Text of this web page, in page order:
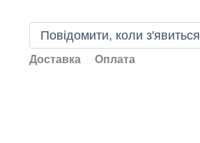
Повідомити, коли з'явиться
Доставка Оплата